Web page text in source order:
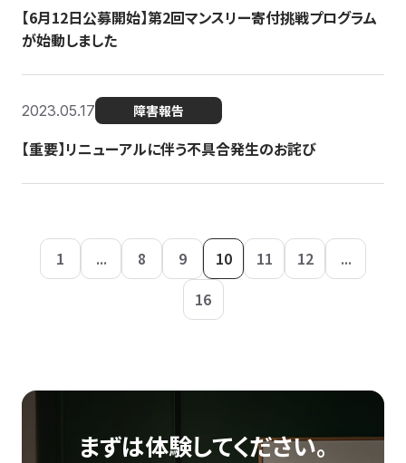
【6月12日公募開始】第2回マンスリー寄付挑戦プログラム
が始動しました
2023.05.17 障害報告
【重要】リニューアルに伴う不具合発生のお詫び
1 ... 8 9 10 11 12
...
16
まずは体験してください。